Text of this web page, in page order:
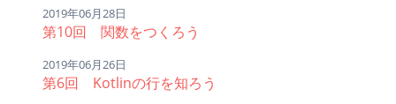
2019年06月28日
第10回 関数をつくろう
2019年06月26日
第6回 Kotlinの行を知ろう